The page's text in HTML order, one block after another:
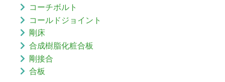
コーチボルト
コールドジョイント
剛床
合成樹脂化粧合板
剛接合
合板